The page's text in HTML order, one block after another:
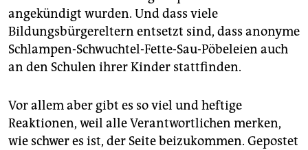
angekündigt wurden. Und dass viele
Bildungsbürgereltern entsetzt sind, dass anonyme
Schlampen-Schwuchtel-Fette-Sau-Pöbeleien auch
an den Schulen ihrer Kinder stattfinden.
Vor allem aber gibt es so viel und heftige
Reaktionen, weil alle Verantwortlichen merken,
wie schwer es ist, der Seite beizukommen. Gepostet